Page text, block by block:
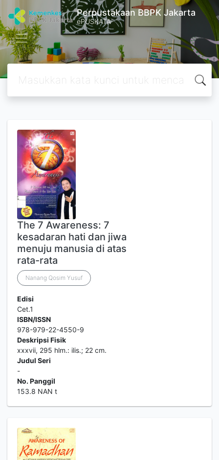
Perpustakaan BBPK Jakarta
ePUSKATA
The 7 Awareness: 7
kesadaran hati dan jiwa
menuju manusia di atas
rata-rata
Nanang Qosim Yusuf
Edisi
Cet.1
ISBN/ISSN
978-979-22-4550-9
Deskripsi Fisik
xxxvii, 295 hlm.: ilis.; 22 cm.
Judul Seri
-
No. Panggil
153.8 NAN t